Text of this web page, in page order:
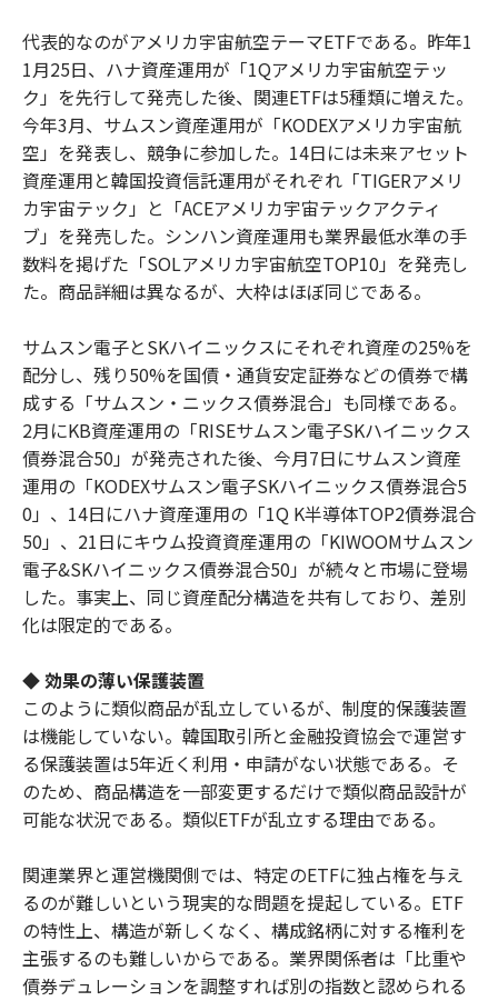
代表的なのがアメリカ宇宙航空テーマETFである。昨年1
1月25日、ハナ資産運用が「1Qアメリカ宇宙航空テッ
ク」を先行して発売した後、関連ETFは5種類に増えた。
今年3月、サムスン資産運用が「KODEXアメリカ宇宙航
空」を発表し、競争に参加した。14日には未来アセット
資産運用と韓国投資信託運用がそれぞれ「TIGERアメリ
カ宇宙テック」と「ACEアメリカ宇宙テックアクティ
ブ」を発売した。シンハン資産運用も業界最低水準の手
数料を掲げた「SOLアメリカ宇宙航空TOP10」を発売し
た。商品詳細は異なるが、大枠はほぼ同じである。
サムスン電子とSKハイニックスにそれぞれ資産の25%を
配分し、残り50%を国債・通貨安定証券などの債券で構
成する「サムスン・ニックス債券混合」も同様である。
2月にKB資産運用の「RISEサムスン電子SKハイニックス
債券混合50」が発売された後、今月7日にサムスン資産
運用の「KODEXサムスン電子SKハイニックス債券混合5
0」、14日にハナ資産運用の「1Q K半導体TOP2債券混合
50」、21日にキウム投資資産運用の「KIWOOMサムスン
電子&SKハイニックス債券混合50」が続々と市場に登場
した。事実上、同じ資産配分構造を共有しており、差別
化は限定的である。
◆ 効果の薄い保護装置
このように類似商品が乱立しているが、制度的保護装置
は機能していない。韓国取引所と金融投資協会で運営す
る保護装置は5年近く利用・申請がない状態である。そ
のため、商品構造を一部変更するだけで類似商品設計が
可能な状況である。類似ETFが乱立する理由である。
関連業界と運営機関側では、特定のETFに独占権を与え
るのが難しいという現実的な問題を提起している。ETF
の特性上、構造が新しくなく、構成銘柄に対する権利を
主張するのも難しいからである。業界関係者は「比重や
債券デュレーションを調整すれば別の指数と認められる